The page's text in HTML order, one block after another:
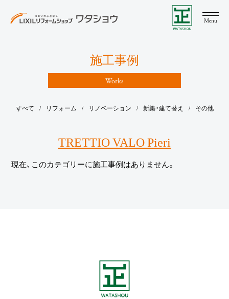
Menu
LIXIL リフォームショップ ワタショウについて
リフォーム&リノベーション
リクシルPATTOリフォーム
新築
ブログ
施工事例
Works
すべて リフォーム リノベーション 新築・建て替え その他
TRETTIO VALO Pieri
現在、このカテゴリーに施工事例はありません。